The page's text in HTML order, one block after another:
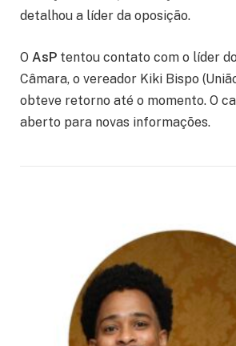
detalhou a líder da oposição.
O AsP tentou contato com o líder
Câmara, o vereador Kiki Bispo
obteve retorno até o momento. O
aberto para novas informações.